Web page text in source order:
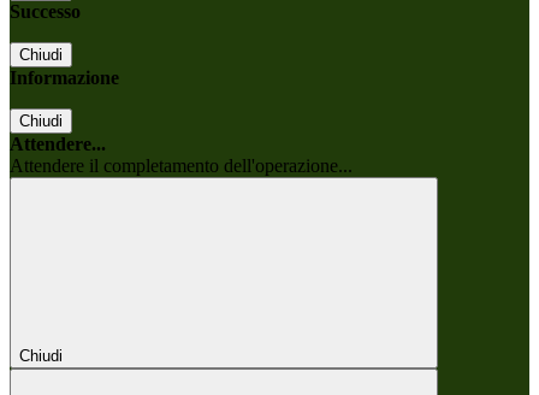
Successo
Chiudi
Informazione
Chiudi
Attendere...
Attendere il completamento dell'operazione...
Chiudi